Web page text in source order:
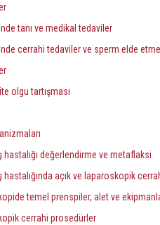
tanı ve medikal tedaviler
cerrahi tedaviler ve sperm elde
olgu tartışması
değerlendirme ve metaflaksi
açık ve laparoskopik
temel prenspiler, alet ve
cerrahi prosedürler